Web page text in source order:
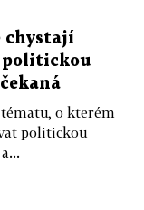
chystají
politickou
o kterém
politickou